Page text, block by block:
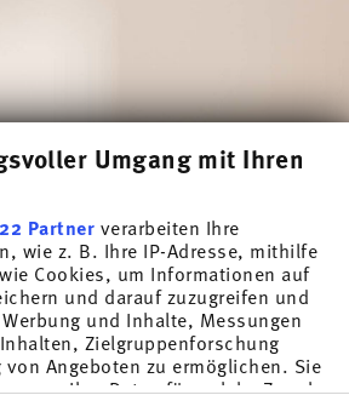
Umgang mit Ihren
Partnerverarbeiten Ihre
wie z. B. Ihre IP-Adresse, mithilfe
Cookies, um Informationen auf
und darauf zuzugreifen und
und Inhalte, Messungen
Zielgruppenforschung
Angeboten zu ermöglichen. Sie
wer Ihre Daten für welche Zwecke